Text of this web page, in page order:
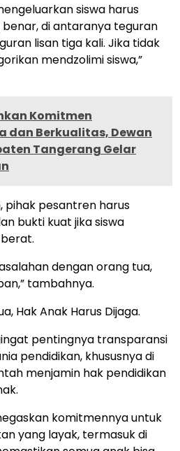
siswa harus
di antaranya teguran
lisan tiga kali. Jika tidak
mendzolimi siswa,”
Komitmen
dan Berkualitas, Dewan
Tangerang Gelar
pihak pesantren harus
bukti kuat jika siswa
dengan orang tua,
tambahnya.
Hak Anak Harus Dijaga.
pentingnya transparansi
pendidikan, khususnya di
menjamin hak pendidikan
komitmennya untuk
yang layak, termasuk di